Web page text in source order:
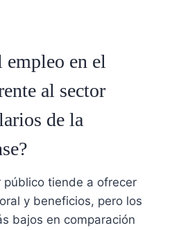
empleo en el
al sector
de la
público tiende a ofrecer
y beneficios, pero los
bajos en comparación